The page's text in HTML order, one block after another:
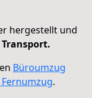
hergestellt und
Büroumzug
Fernumzug.